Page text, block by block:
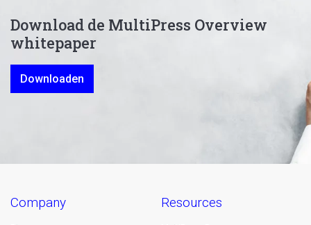
Download de MultiPress Overview
whitepaper
Downloaden
company resources